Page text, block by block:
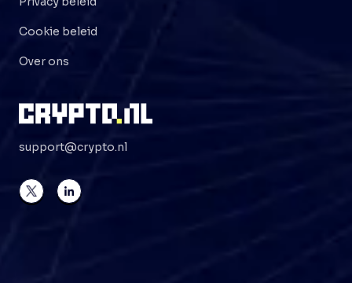
Cookie beleid
Over ons
support@crypto.nl